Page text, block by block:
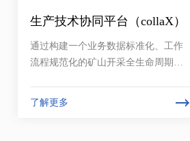
生产技术协同平台（collaX）
通过构建一个业务数据标准化、工作
流程规范化的矿山开采全生命周期业
提供统一的数字化作
了解更多